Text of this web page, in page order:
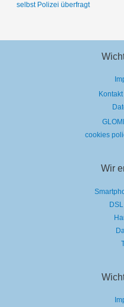
selbst Polizei überfragt
cookies
Wir